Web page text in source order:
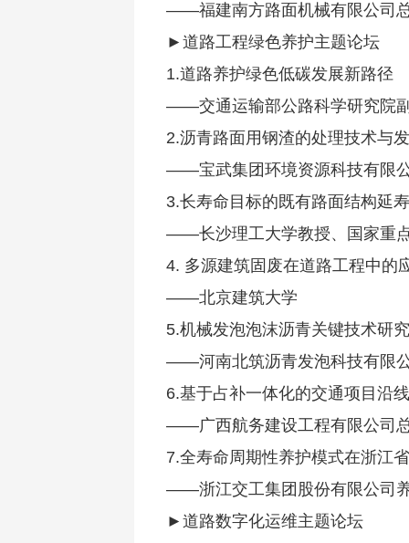
——福建南方路面机械有限公司
►道路工程绿色养护主题论坛
1.道路养护绿色低碳发展新路径
——交通运输部公路科学研究院
2.沥青路面用钢渣的处理技术与
——宝武集团环境资源科技有限
3.长寿命目标的既有路面结构延
——长沙理工大学教授、国家重
4. 多源建筑固废在道路工程中的
——北京建筑大学
5.机械发泡泡沫沥青关键技术研
——河南北筑沥青发泡科技有限
6.基于占补一体化的交通项目沿
——广西航务建设工程有限公司
7.全寿命周期性养护模式在浙江
——浙江交工集团股份有限公司
►道路数字化运维主题论坛